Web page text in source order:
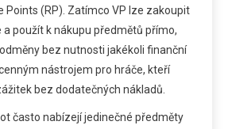
Points (RP). Zatímco VP lze zakoupit
použít k nákupu předmětů přímo,
bez nutnosti jakékoli finanční
nástrojem pro hráče, kteří
bez dodatečných nákladů.
často nabízejí jedinečné předměty